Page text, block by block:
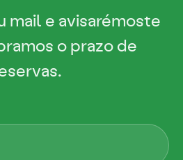
mail e avisarémoste
o prazo de